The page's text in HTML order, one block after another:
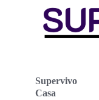
Supervivo
Casa